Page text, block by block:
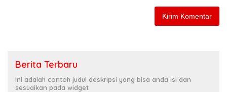
Berita Terbaru
Ini adalah contoh judul deskripsi yang bisa anda isi dan
sesuaikan pada widget